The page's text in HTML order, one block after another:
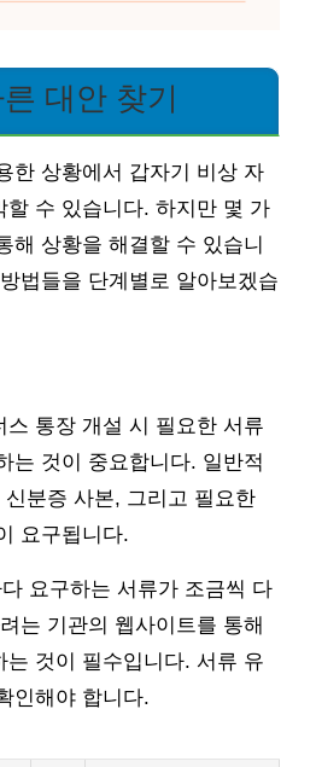
대안 찾기
한 상황에서 갑자기 비상 자
할 수 있습니다. 하지만 몇 가
해 상황을 해결할 수 있습니
법들을 단계별로 알아보겠습
스 통장 개설 시 필요한 서류
는 것이 중요합니다. 일반적
분증 사본, 그리고 필요한
요구됩니다.
요구하는 서류가 조금씩 다
는 기관의 웹사이트를 통해
는 것이 필수입니다. 서류 유
인해야 합니다.